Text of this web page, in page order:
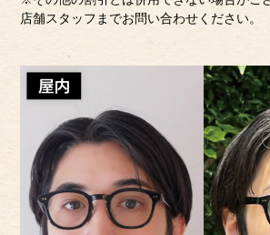
店舗スタッフまでお問い合わせください。